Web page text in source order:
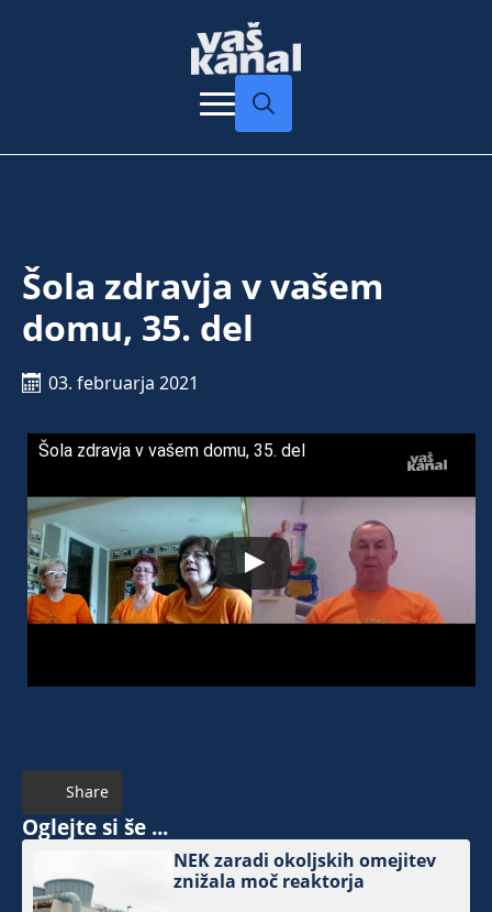
Šola zdravja v vašem
domu, 35. del
03. februarja 2021
Šola zdravja v vašem domu, 35. del
Share
Oglejte si še ...
NEK zaradi okoljskih omejitev
znižala moč reaktorja